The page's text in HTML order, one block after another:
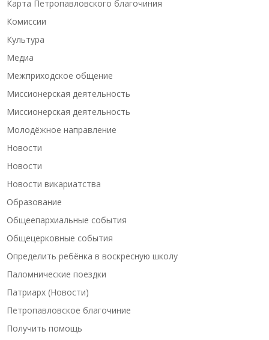
Карта Петропавловского благочиния
Комиссии
Культура
Медиа
Межприходское общение
Миссионерская деятельность
Миссионерская деятельность
Молодёжное направление
Новости
Новости
Новости викариатства
Образование
Общеепархиальные события
Общецерковные события
Определить ребёнка в воскресную школу
Паломнические поездки
Патриарх (Новости)
Петропавловское благочиние
Получить помощь